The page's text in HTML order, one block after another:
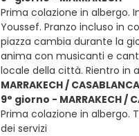
Prima colazione in albergo.
Youssef. Pranzo incluso in
piazza cambia durante la
anima con musicanti e
locale della città. Rientro in
MARRAKECH /
9° giorno - MARRAKECH /
Prima colazione in albergo.
dei servizi